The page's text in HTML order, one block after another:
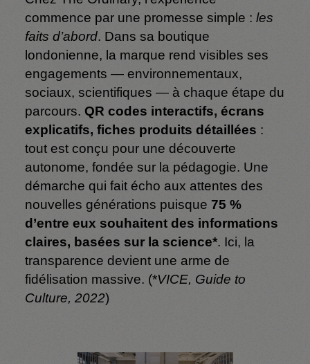
commence par une promesse simple : les
faits d’abord. Dans sa boutique
londonienne, la marque rend visibles ses
engagements — environnementaux,
sociaux, scientifiques — à chaque étape du
parcours. QR codes interactifs, écrans
explicatifs, fiches produits détaillées :
tout est conçu pour une découverte
autonome, fondée sur la pédagogie. Une
démarche qui fait écho aux attentes des
nouvelles générations puisque 75 %
d’entre eux souhaitent des informations
claires, basées sur la science*. Ici, la
transparence devient une arme de
fidélisation massive. (*VICE, Guide to
Culture, 2022)